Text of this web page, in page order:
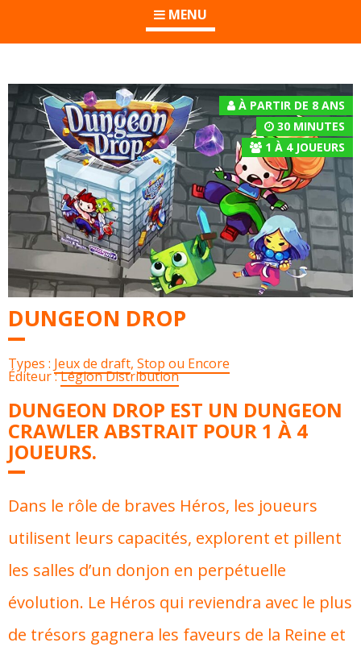
MENU
À PARTIR DE 8 ANS
30 MINUTES
1 À 4JOUEURS
DUNGEON DROP
Types : Jeux de draft,Stop ou Encore
Éditeur :Légion Distribution
DUNGEON DROP EST UN DUNGEON
CRAWLER ABSTRAIT POUR 1 À 4
JOUEURS.
Dans le rôle de braves Héros, les joueurs
utilisent leurs capacités, explorent et pillent
les salles d’un donjon en perpétuelle
évolution. Le Héros qui reviendra avec le plus
de trésors gagnera les faveurs de la Reine et